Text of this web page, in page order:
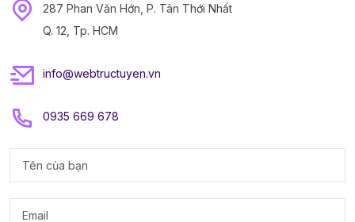
287 Phan Văn Hớn, P. Tân Thới Nhất
Q. 12, Tp. HCM
info@webtructuyen.vn
0935 669 678